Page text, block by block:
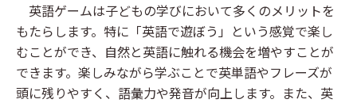
英語ゲームは子どもの学びにおいて多くのメリットを
もたらします。特に「英語で遊ぼう」という感覚で楽し
むことができ、自然と英語に触れる機会を増やすことが
できます。楽しみながら学ぶことで英単語やフレーズが
頭に残りやすく、語彙力や発音が向上します。また、英